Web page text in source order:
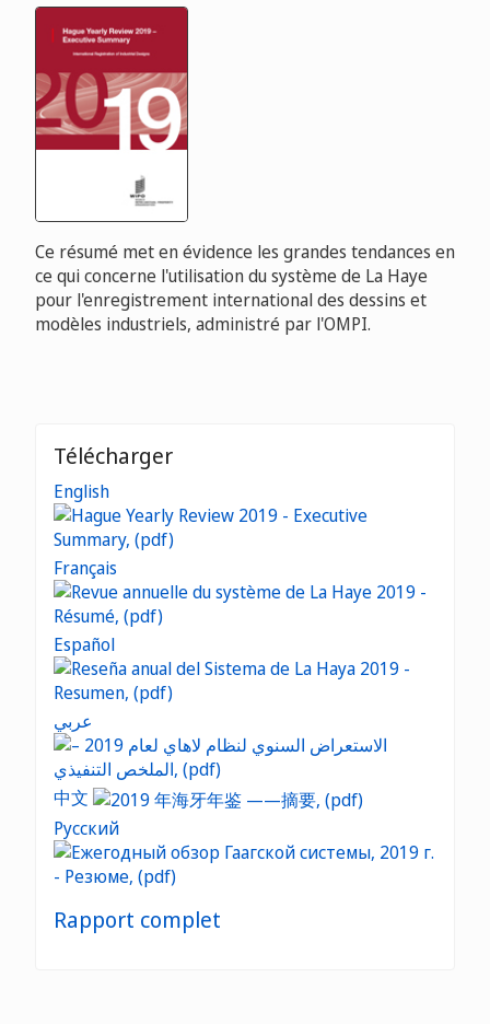
Ce résumé met en évidence les grandes tendances en
ce qui concerne l'utilisation du système de La Haye
pour l'enregistrement international des dessins et
modèles industriels, administré par l'OMPI.
Télécharger
English
Français
Español
عربي
中文
Русский
Rapport complet